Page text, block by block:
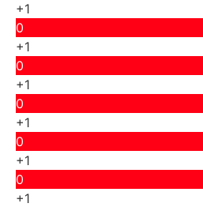
+1
0
+1
0
+1
0
+1
0
+1
0
+1